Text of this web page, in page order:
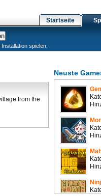
Startseite
spielen.
from the
Neuste